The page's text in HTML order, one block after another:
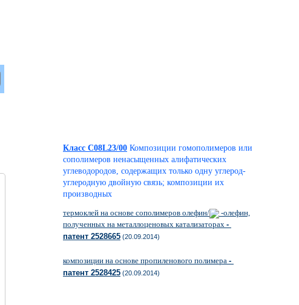
Класс C08L23/00 Композиции гомополимеров или
сополимеров ненасыщенных алифатических
углеводородов, содержащих только одну углерод-
углеродную двойную связь; композиции их
производных
термоклей на основе сополимеров олефин/
-олефин,
полученных на металлоценовых катализаторах -
патент 2528665 (20.09.2014)
композиции на основе пропиленового полимера -
патент 2528425 (20.09.2014)